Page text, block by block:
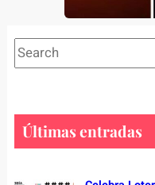
S
e
h
Últimas entradas